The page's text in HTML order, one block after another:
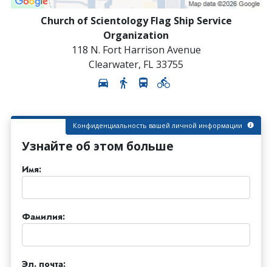
Church of Scientology Flag Ship Service
Organization
118 N. Fort Harrison Avenue
Clearwater, FL33755
Конфиденциальность вашей личной информации
Узнайте об этом больше
Имя:
Фамилия:
Эл. почта: